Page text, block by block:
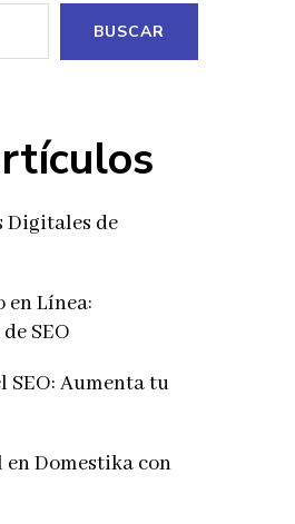
BUSCAR
Digitales de
en Línea:
SEO
SEO: Aumenta tu
Domestika con